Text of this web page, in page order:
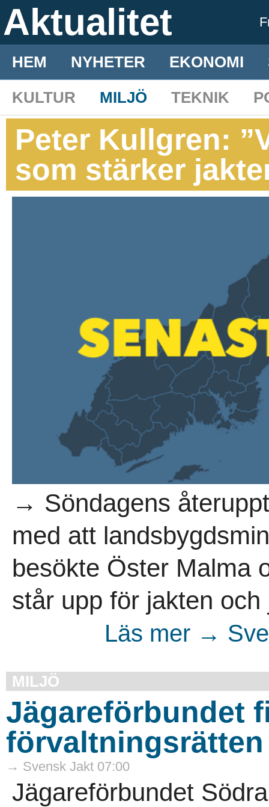
Aktualitet
HEM NYHETER EKONOMI
KULTUR
MILJÖ TEKNIK
Peter Kullgren:
som stärker
→ Söndagens
med att
besökte Öster Malma
står upp för jakten och
Läs mer →
MILJÖ
Jägareförbundet
förvaltningsrätten
→ Svensk Jakt 07:00
Jägareförbundet